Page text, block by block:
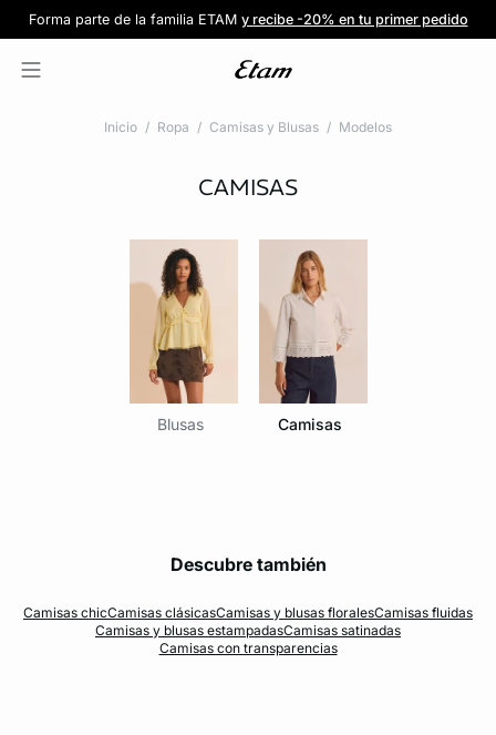
-20% en tu primera ordenal iniciar sesión
Beneficio exclusivo para clientes nuevos Únete a ETAM
Forma parte de la familia ETAM y recibe -20% en tu primer pedido
Envío gratisen compras de $1599
DE PANTIES
Inicio Ropa Camisas y Blusas Modelos
CAMISAS
Blusas Camisas
Descubre también
Camisas chicCamisas clásicasCamisas y blusas floralesCamisas fluidas
Camisas y blusas estampadasCamisas satinadas
Camisas con transparencias